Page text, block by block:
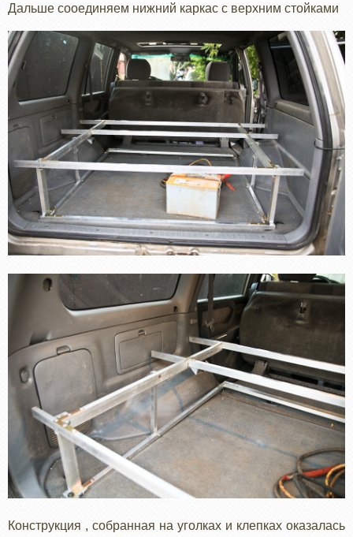
Дальше сооединяем нижний каркас с верхним стойками
Конструкция , собранная на уголках и клепках оказалась